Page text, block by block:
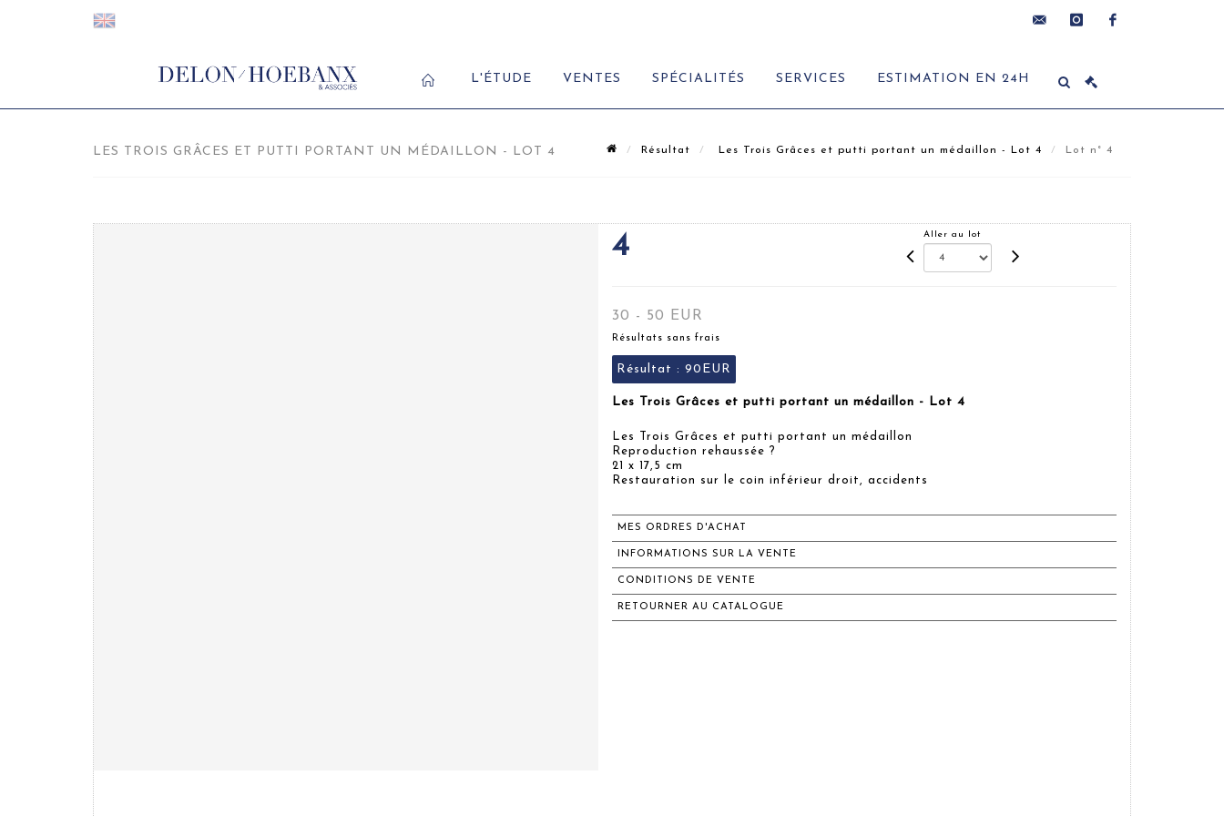
L'ÉTUDE VENTES SPÉCIALITÉS SERVICES ESTIMATION EN 24H
LES TROIS GRÂCES ET PUTTI PORTANT UN MÉDAILLON - LOT 4 Résultat Les Trois Grâces et putti portant un médaillon - Lot 4 Lot n° 4
4 Aller au lot
30 - 50 EUR
Résultats sans frais
Résultat : 90EUR
Les Trois Grâces et putti portant un médaillon - Lot 4
Les Trois Grâces et putti portant un médaillon
Reproduction rehaussée ?
21 x 17,5 cm
Restauration sur le coin inférieur droit, accidents
MES ORDRES D'ACHAT
INFORMATIONS SUR LA VENTE
CONDITIONS DE VENTE
RETOURNER AU CATALOGUE